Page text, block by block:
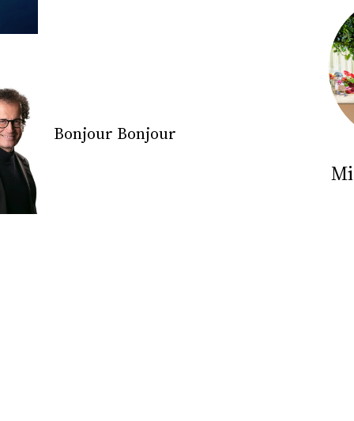
Bonjour Bonjour
Nick The Nightfly &